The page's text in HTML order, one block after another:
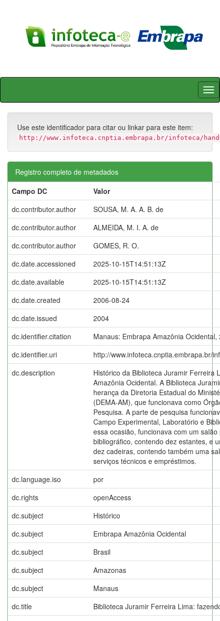
Skip
Use este identificador para citar ou linkar para este item:
http://www.infoteca.cnptia.embrapa.br/infoteca/
Registro completo de metadados
Campo DC
Valor
dc.contributor.author
SOUSA, M. A. A. B. de
dc.contributor.author
ALMEIDA, M. I. A. de
dc.contributor.author
GOMES, R. O.
dc.date.accessioned
2025-10-15T14:51:13Z
dc.date.available
2025-10-15T14:51:13Z
dc.date.created
2006-08-24
dc.date.issued
2004
dc.identifier.citation
Manaus: Embrapa Amazônia Ocidental,
dc.identifier.uri
http://www.infoteca.cnptia.embrapa.br/
dc.description
Histórico da Biblioteca Juramir Ferreira
Amazônia Ocidental. A Biblioteca
herança da Diretoria Estadual do
(DEMA-AM), que funcionava como
Pesquisa. A parte de pesquisa
Campo Experimental, Laboratório e
essa ocasião, funcionava com um
bibliográfico, contendo dez estantes, e
dez cadeiras, contendo também uma
serviços técnicos e empréstimos.
dc.language.iso
por
dc.rights
openAccess
dc.subject
Histórico
dc.subject
Embrapa Amazônia Ocidental
dc.subject
Brasil
dc.subject
Amazonas
dc.subject
Manaus
dc.title
Biblioteca Juramir Ferreira Lima: